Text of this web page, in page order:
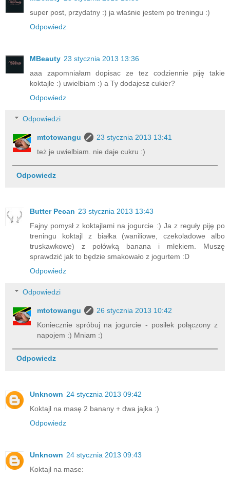
super post, przydatny :) ja właśnie jestem po treningu :)
Odpowiedz
MBeauty 23 stycznia 2013 13:36
aaa zapomniałam dopisac ze tez codziennie piję takie
koktajle :) uwielbiam :) a Ty dodajesz cukier?
Odpowiedz
Odpowiedzi
mtotowangu
23 stycznia 2013 13:41
też je uwielbiam. nie daje cukru :)
Odpowiedz
Butter Pecan 23 stycznia 2013 13:43
Fajny pomysł z koktajlami na jogurcie :) Ja z reguły piję po
treningu koktajl z białka (waniliowe, czekoladowe albo
truskawkowe) z połówką banana i mlekiem. Muszę
sprawdzić jak to będzie smakowało z jogurtem :D
Odpowiedz
Odpowiedzi
mtotowangu
26 stycznia 2013 10:42
Koniecznie spróbuj na jogurcie - posiłek połączony z
napojem :) Mniam :)
Odpowiedz
Unknown 24 stycznia 2013 09:42
Koktajl na masę 2 banany + dwa jajka :)
Odpowiedz
Unknown 24 stycznia 2013 09:43
Koktajl na mase: